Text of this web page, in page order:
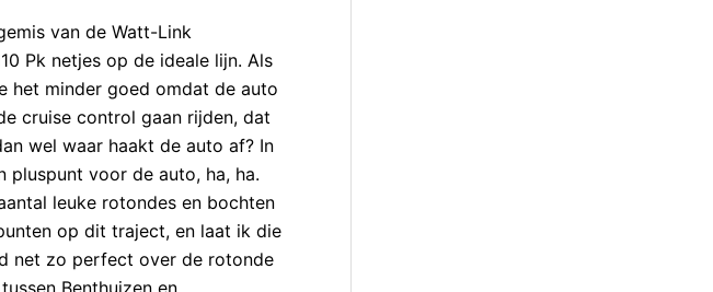
van de Watt-Link
Pk netjes op de ideale lijn. Als
het minder goed omdat de auto
cruise control gaan rijden, dat
wel waar haakt de auto af? In
pluspunt voor de auto, ha, ha.
leuke rotondes en bochten
op dit traject, en laat ik die
net zo perfect over de rotonde